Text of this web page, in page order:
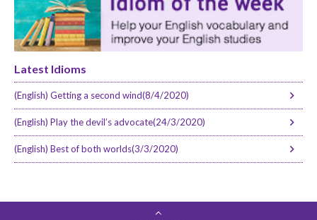
Latest Idioms
(English) Getting a second wind(8/4/2020)
(English) Play the devil’s advocate(24/3/2020)
(English) Best of both worlds(3/3/2020)